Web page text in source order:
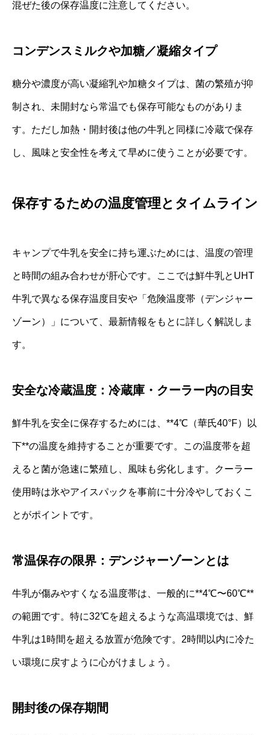
混ぜた後の保存温度に注意してください。
コンデンスミルクや加糖／凝縮タイプ
糖分や濃度が高い凝縮乳や加糖タイプは、菌の繁殖が抑
制され、未開封なら常温でも保存可能なものがありま
す。ただし加熱・開封後は他の牛乳と同様に冷蔵で保存
し、風味と安全性を考えて早めに使うことが必要です。
保存するための温度管理とタイムライン
キャンプで牛乳を安全に持ち運ぶためには、温度の管理
と時間の組み合わせが肝心です。ここでは鮮牛乳とUHT
牛乳で異なる保存温度目安や「危険温度帯（デンジャー
ゾーン）」について、最新情報をもとに詳しく解説しま
す。
安全な冷蔵温度：冷蔵庫・クーラー内の目安
鮮牛乳を安全に保存するためには、**4℃（華氏40°F）以
下**の温度を維持することが重要です。この温度帯を超
えると菌が急速に繁殖し、風味も劣化します。クーラー
使用時は氷やアイスパックを事前に十分冷やしておくこ
とがポイントです。
常温保存の限界：デンジャーゾーンとは
牛乳が傷みやすくなる温度帯は、一般的に**4℃〜60℃**
の範囲です。特に32℃を超えるような高温環境では、鮮
牛乳は1時間を超える放置が危険です。2時間以内に冷た
い環境に戻すように心がけましょう。
開封後の保存期間